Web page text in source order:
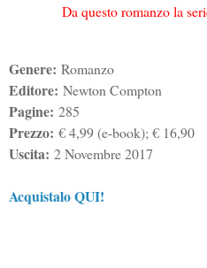
Da questo romanzo la
Genere: Romanzo
Editore: Newton Compton
Pagine: 285
Prezzo: € 4,99 (e-book); € 16,90
Uscita: 2 Novembre 2017
Acquistalo QUI!